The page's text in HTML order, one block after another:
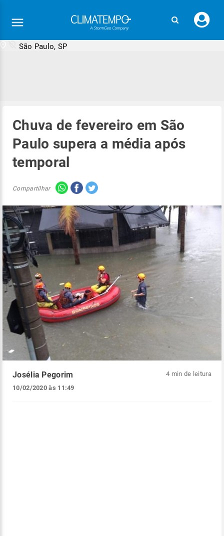
seu
São Paulo, SP
Chuva de fevereiro em São
Paulo supera a média após
temporal
Compartilhar
Josélia Pegorim
10/02/2020 às 11:49
4 min de leitura